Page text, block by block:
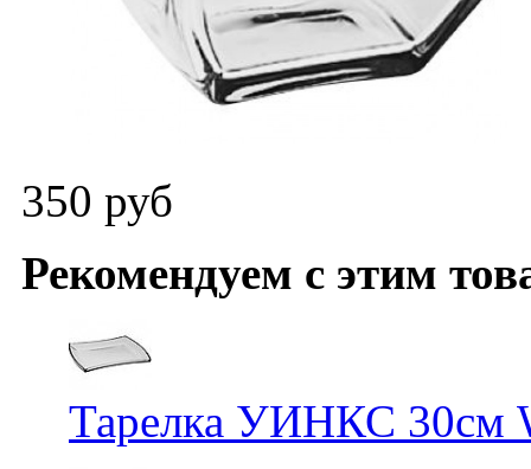
350 руб
Рекомендуем с этим
Тарелка УИНКС 30см